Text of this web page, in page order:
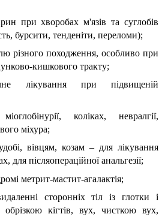
при хворобах м'язів та суглобів
бурсити, тенденіти, переломи);
різного походження, особливо при
кишкового тракту;
лікування при підвищеній
коліках, невралгії,
міхура;
вівцям, козам – для лікування
для післяопераційної анальгезії;
метрит-мастит-агалактія;
сторонніх тіл із глотки і
обрізкою кігтів, вух, чисткою вух,